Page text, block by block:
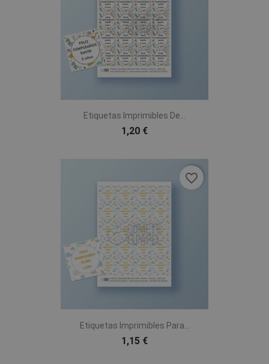
Etiquetas Imprimibles De...
1,20 €
Etiquetas Imprimibles Para...
1,15 €
favorite_border